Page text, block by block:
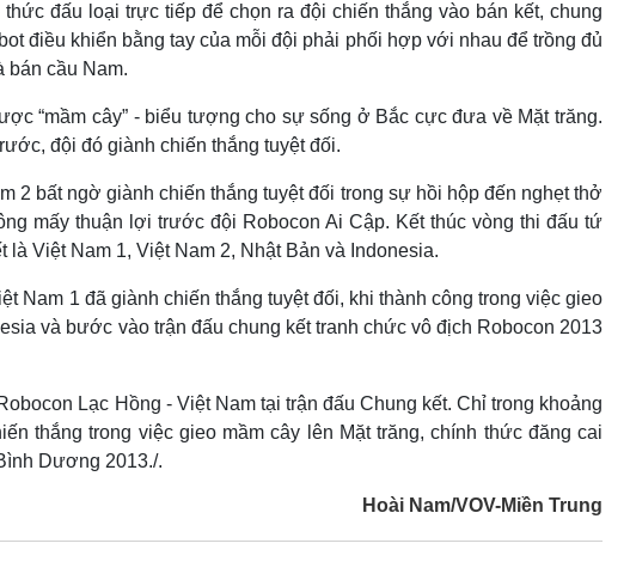
đấu loại trực tiếp để chọn ra đội chiến thắng vào bán kết, chung
điều khiển bằng tay của mỗi đội phải phối hợp với nhau để trồng đủ
bán cầu Nam.
“mầm cây” - biểu tượng cho sự sống ở Bắc cực đưa về Mặt trăng.
đội đó giành chiến thắng tuyệt đối.
2 bất ngờ giành chiến thắng tuyệt đối trong sự hồi hộp đến nghẹt thở
mấy thuận lợi trước đội Robocon Ai Cập. Kết thúc vòng thi đấu tứ
là Việt Nam 1, Việt Nam 2, Nhật Bản và Indonesia.
Nam 1 đã giành chiến thắng tuyệt đối, khi thành công trong việc gieo
và bước vào trận đấu chung kết tranh chức vô địch Robocon 2013
Lạc Hồng - Việt Nam tại trận đấu Chung kết. Chỉ trong khoảng
thắng trong việc gieo mầm cây lên Mặt trăng, chính thức đăng cai
Dương 2013./.
Hoài Nam/VOV-Miền Trung